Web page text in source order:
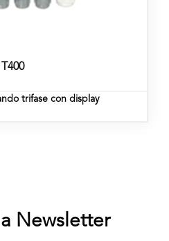
T400
trifase con display
Newsletter